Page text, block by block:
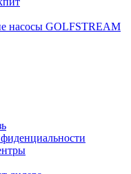
насосы GOLFSTREAM